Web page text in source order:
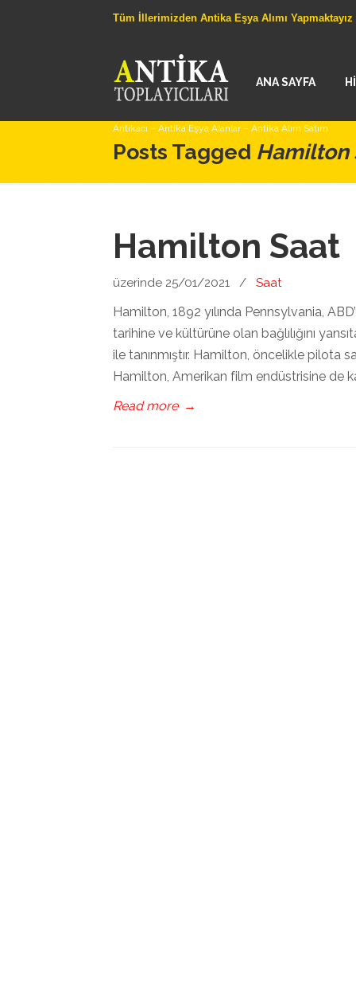
Tüm İllerimizden Antika Eşya Alımı Yapmaktayız
Antikacı – Antika Eşya Alanlar – Antika Alım Satım
ANA SAYFA
Posts Tagged Hamilton
Hamilton Saat
üzerinde 25/01/2021 / Saat
Hamilton, 1892 yılında Pennsylvania,
tarihine ve kültürüne olan bağlılığını
ile tanınmıştır. Hamilton, öncelikle pilota
Hamilton, Amerikan film endüstrisine de
Read more →